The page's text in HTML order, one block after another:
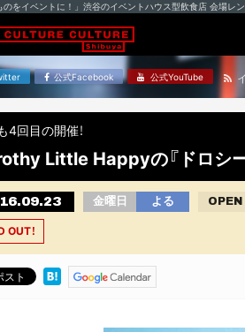
のをイベントに！」渋谷のイベントハウス型飲食店 会場レ
公式Facebook 公式YouTube
4回目の開催！
Little Happyの『ドロシ
金曜日 よる OPEN
OUT！